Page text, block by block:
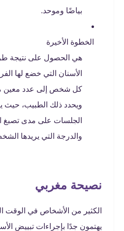
بياضًا وموحد.
الخطوة الأخيرة
هي الحصول على نتيجة
الأسنان التي خضع لها
كل شخص إلى عدد معين
ويحدد ذلك الطبيب، حيث
الجلسات على مدى تصبغ
والدرجة التي يريدها
نصيحة مغربي
الكثير من الأشخاص في الوقت
يهتمون جدًا بإجراءات تبييض